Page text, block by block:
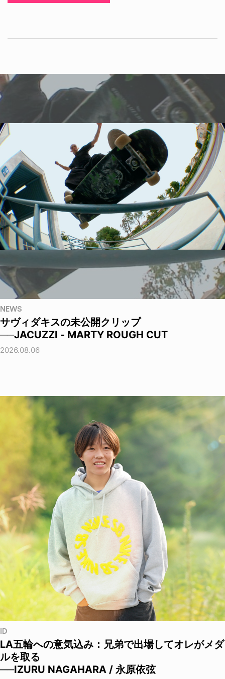
NEWS
サヴィダキスの未公開クリップ
──JACUZZI - MARTY ROUGH CUT
2026.08.06
ID
LA五輪への意気込み：兄弟で出場してオレがメダ
ルを取る
──IZURU NAGAHARA / 永原依弦